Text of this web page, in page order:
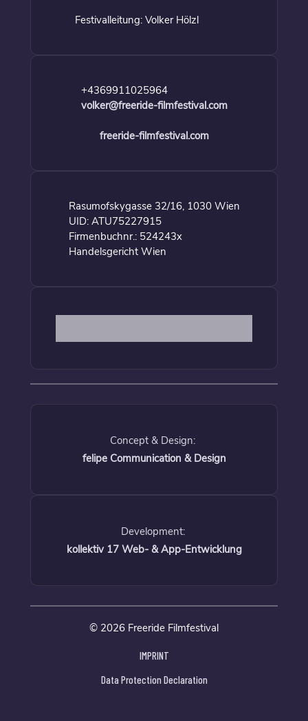
Festivalleitung: Volker Hölzl
+4369911025964
volker@freeride-filmfestival.com
freeride-filmfestival.com
Rasumofskygasse 32/16, 1030 Wien
UID: ATU75227915
Firmenbuchnr.: 524243x
Handelsgericht Wien
Concept & Design:
felipe Communication & Design
Development:
kollektiv 17 Web- & App-Entwicklung
© 2026 Freeride Filmfestival
IMPRINT
Data Protection Declaration